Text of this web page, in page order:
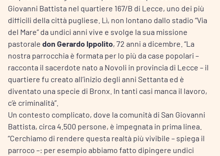
Giovanni Battista nel quartiere 167/B di Lecce, uno dei più
difficili della città pugliese. Lì, non lontano dallo stadio “Via
del Mare” da undici anni vive e svolge la sua missione
pastorale don Gerardo Ippolito, 72 anni a dicembre. “La
nostra parrocchia è formata per lo più da case popolari –
racconta il sacerdote nato a Novoli in provincia di Lecce – il
quartiere fu creato all’inizio degli anni Settanta ed è
diventato una specie di Bronx. In tanti casi manca il lavoro,
c’è criminalità”.
Un contesto complicato, dove la comunità di San Giovanni
Battista, circa 4.500 persone, è impegnata in prima linea.
“Cerchiamo di rendere questa realtà più vivibile – spiega il
parroco –: per esempio abbiamo fatto dipingere undici